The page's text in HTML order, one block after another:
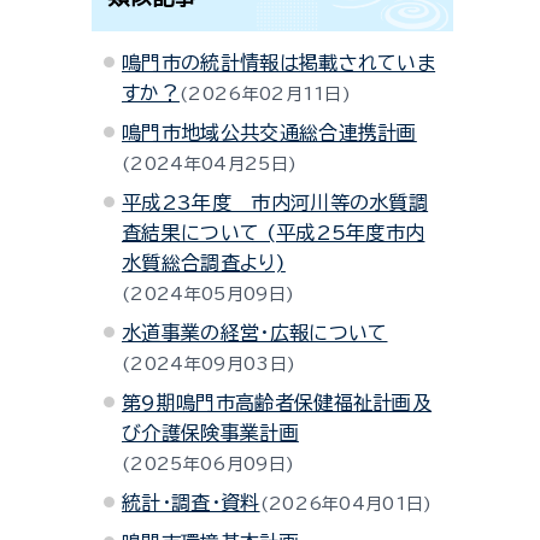
鳴門市の統計情報は掲載されていま
すか？
2026年02月11日
鳴門市地域公共交通総合連携計画
2024年04月25日
平成23年度 市内河川等の水質調
査結果について (平成25年度市内
水質総合調査より)
2024年05月09日
水道事業の経営・広報について
2024年09月03日
第9期鳴門市高齢者保健福祉計画及
び介護保険事業計画
2025年06月09日
統計・調査・資料 2026年04月01日